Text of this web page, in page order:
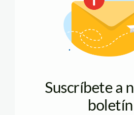
Suscríbete a
boletín